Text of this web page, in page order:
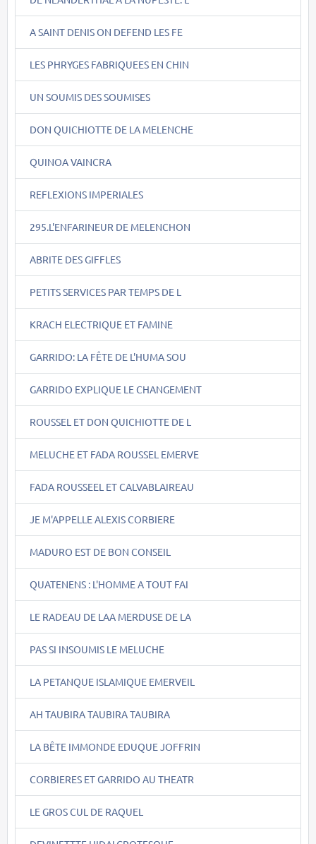
A SAINT DENIS ON DEFEND LES FE
LES PHRYGES FABRIQUEES EN CHIN
UN SOUMIS DES SOUMISES
DON QUICHIOTTE DE LA MELENCHE
QUINOA VAINCRA
REFLEXIONS IMPERIALES
295.L'ENFARINEUR DE MELENCHON
ABRITE DES GIFFLES
PETITS SERVICES PAR TEMPS DE L
KRACH ELECTRIQUE ET FAMINE
GARRIDO: LA FÊTE DE L'HUMA SOU
GARRIDO EXPLIQUE LE CHANGEMENT
ROUSSEL ET DON QUICHIOTTE DE L
MELUCHE ET FADA ROUSSEL EMERVE
FADA ROUSSEEL ET CALVABLAIREAU
JE M'APPELLE ALEXIS CORBIERE
MADURO EST DE BON CONSEIL
QUATENENS : L'HOMME A TOUT FAI
LE RADEAU DE LAA MERDUSE DE LA
PAS SI INSOUMIS LE MELUCHE
LA PETANQUE ISLAMIQUE EMERVEIL
AH TAUBIRA TAUBIRA TAUBIRA
LA BÊTE IMMONDE EDUQUE JOFFRIN
CORBIERES ET GARRIDO AU THEATR
LE GROS CUL DE RAQUEL